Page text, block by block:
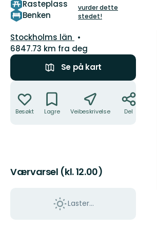
Rasteplass
Benken
5
stjerner
vurder dette
stedet!
Fylke:
Stockholms län
6847.73 km fra deg
Se på kart
Besøkt Lagre Veibeskrivelse Del
Værvarsel (kl. 12.00)
Laster…